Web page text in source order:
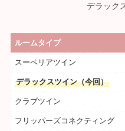
デラック
ルームタイプ
スーペリアツイン
デラックスツイン（今回）
クラブツイン
フリッパーズコネクティング